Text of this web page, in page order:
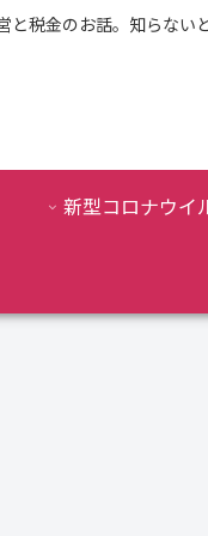
と税金のお話。知らない
新型コロナウイ